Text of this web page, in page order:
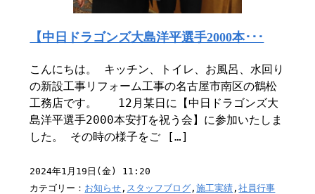
【中日ドラゴンズ大島洋平選手2000本･･･
こんにちは。 キッチン、トイレ、お風呂、水回り
の新設工事リフォーム工事の名古屋市南区の鶴松
工務店です。 12月某日に【中日ドラゴンズ大
島洋平選手2000本安打を祝う会】に参加いたしま
した。 その時の様子をご […]
2024年1月19日(金) 11:20
カテゴリー： お知らせ , スタッフブログ ,施工実績 ,社員行事